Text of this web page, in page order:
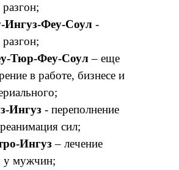
Ингуз-Феу-Соул-
Тюр-Феу-Соул– еще
в работе, бизнесе и
Ингуз- переполнение
сил;
Ингуз– лечение
у мужчин;